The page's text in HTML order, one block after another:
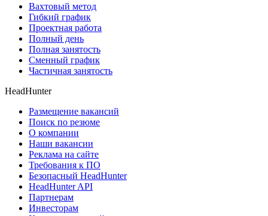
Вахтовый метод
Гибкий график
Проектная работа
Полный день
Полная занятость
Сменный график
Частичная занятость
HeadHunter
Размещение вакансий
Поиск по резюме
О компании
Наши вакансии
Реклама на сайте
Требования к ПО
Безопасный HeadHunter
HeadHunter API
Партнерам
Инвесторам